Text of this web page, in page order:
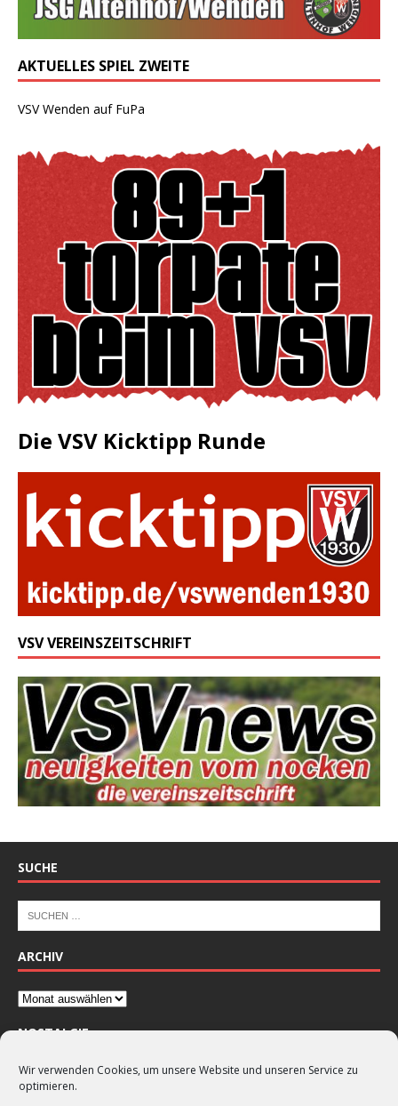
Wir verwenden Cookies, um unsere Website und unseren Service zu
optimieren.
AKTUELLES SPIEL ZWEITE
VSV Wenden auf FuPa
Die VSV Kicktipp Runde
VSV VEREINSZEITSCHRIFT
SUCHE
ARCHIV
NOSTALGIE